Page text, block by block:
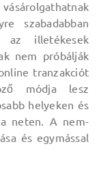
szabadabban
az illetékesek
nem próbálják
tranzakciót
módja lesz
helyeken és
neten. A nem-
és egymással